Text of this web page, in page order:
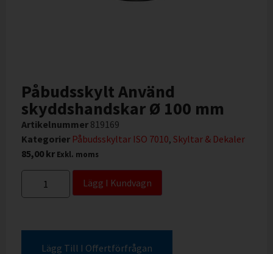
Påbudsskylt Använd
skyddshandskar Ø 100 mm
Artikelnummer 819169
Kategorier Påbudsskyltar ISO 7010, Skyltar & Dekaler
85,00 kr Exkl. moms
Lägg I Kundvagn
Lägg Till I Offertförfrågan